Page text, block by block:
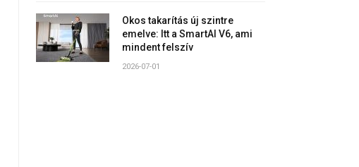
Okos takarítás új szintre
emelve: Itt a SmartAI V6, ami
mindent felszív
2026-07-01